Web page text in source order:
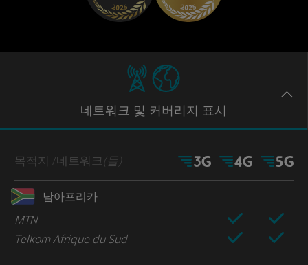
네트워크 및 커버리지 표시
목적지 /네트워크(들)
남아프리카
MTN
Telkom Afrique du Sud